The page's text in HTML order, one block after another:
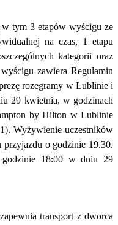
w tym 3 etapów wyścigu ze
na czas, 1 etapu
kategorii oraz
wyścigu zawiera Regulamin
rozegramy w Lublinie i
29 kwietnia, w godzinach
by Hilton w Lublinie
Wyżywienie uczestników
o godzinie 19.30.
godzinie 18:00 w dniu 29
transport z dworca